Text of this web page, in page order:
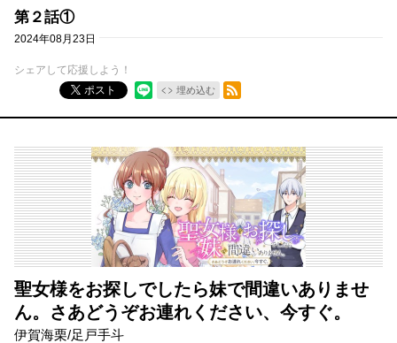
第２話①
2024年08月23日
シェアして応援しよう！
ポスト
埋め込む
RSSフィード
聖女様をお探しでしたら妹で間違いありませ
ん。さあどうぞお連れください、今すぐ。
伊賀海栗/足戸手斗